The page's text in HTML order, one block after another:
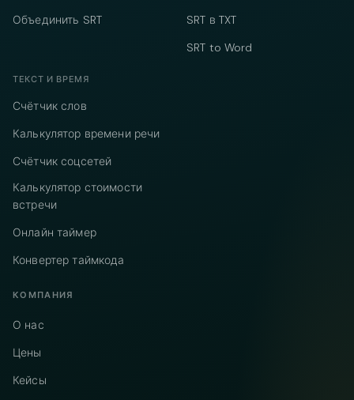
Объединить SRT
SRT в TXT
SRT to Word
ТЕКСТ И ВРЕМЯ
Счётчик слов
Калькулятор времени речи
Счётчик соцсетей
Калькулятор стоимости
встречи
Онлайн таймер
Конвертер таймкода
КОМПАНИЯ
О нас
Цены
Кейсы